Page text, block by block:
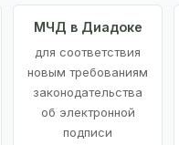
МЧД в Диадоке
для соответствия
новым требованиям
законодательства
об электронной
подписи